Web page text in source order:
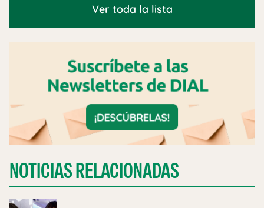
Ver toda la lista
NOTICIAS RELACIONADAS